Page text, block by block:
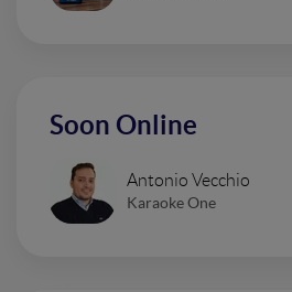
Soon Online
Antonio Vecchio
Karaoke One